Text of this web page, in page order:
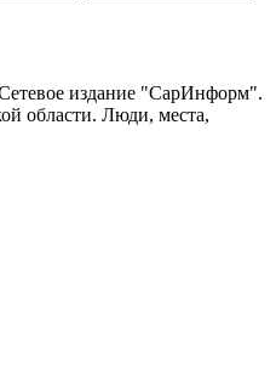
издание "СарИнформ".
области. Люди, места,